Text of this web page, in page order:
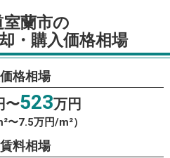
蘭市の
・購入価格相場
格相場
〜523万円
〜7.5万円/m²）
料相場